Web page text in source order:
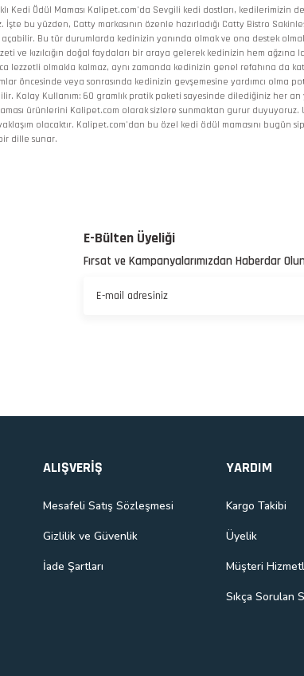
Kedi Ödül Maması Kalipet.com'da Sevgili kedi dostları,
bu yüzden, Catty markasının özenle hazırladığı Catty Bistro
Bu tür durumlarda kedinizin yanında olmak ve ona destek
ve kızılcığın doğal faydaları bir araya gelerek kedinizin hem
lezzetli olmakla kalmaz, aynı zamanda kedinizin genel refahına da
öncesinde veya sonrasında kedinizin gevşemesine yardımcı
Kolay Kullanım: 60 gramlık pratik paketi sayesinde dilediğiniz her an
ürünlerini Kalipet.com olarak sizlere sunmaktan gurur
olacaktır. Kalipet.com'dan bu özel kedi ödül mamasını
dille sunar.
E-Bülten Üyeliği
Fırsat ve Kampanyalarımızdan Haberdar
ALIŞVERİŞ
Mesafeli Satış Sözleşmesi
Gizlilik ve Güvenlik
İade Şartları
YARDIM
Kargo Takibi
Üyelik
Müşteri
Sıkça Sorulan